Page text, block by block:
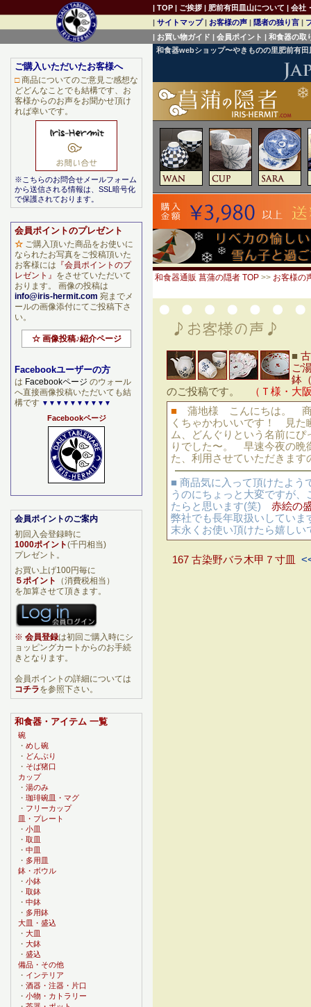
和食器webショップ〜やきものの里肥前有
和食器通販 菖蒲の隠者 TOP >> お客様の
■
ご
鉢
のご投稿です。
（Ｔ様・大
■ 蒲地様 こんにちは。
くちゃかわいいです！ 見
ム、どんぐりという名前に
りでした〜。 早速今夜の晩
た、利用させていただきま
■ 商品気に入って頂けたよ
うのにちょっと大変ですが
たらと思います(笑) 赤絵の
弊社でも長年取扱いしてい
末永くお使い頂けたら嬉しい
167 古染野バラ木甲７寸皿
ご購入いただいたお客様へ
□商品についてのご意見ご感想な
どどんなことでも結構です、お
客様からのお声をお聞かせ頂け
れば幸いです。
※こちらのお問合せメールフォーム
から送信される情報は、SSL暗号化
で保護されております。
会員ポイントのプレゼント
☆ ご購入頂いた商品をお使いに
なられたお写真をご投稿頂いた
お客様には 『会員ポイントのプ
レゼント』 をさせていただいて
おります。 画像の投稿は
info@iris-hermit.com 宛までメ
ールの画像添付にてご投稿下さ
い。
☆ 画像投稿♪紹介ページ
Facebookユーザーの方
は Facebookページ のウォール
へ直接画像投稿いただいても結
構です ▼▼▼▼▼▼▼▼▼▼
Facebookページ
会員ポイントのご案内
初回入会登録時に
1000ポイント(千円相当)
プレゼント。
お買い上げ100円毎に
５ポイント
（消費税相当）
を加算させて頂きます。
※ 会員登録は初回ご購入時にシ
ョッピングカートからのお手続
きとなります。
会員ポイントの詳細については
コチラを参照下さい。
和食器・アイテム 一覧
碗
・ めし碗
・ どんぶり
・ そば猪口
カップ
・ 湯のみ
・ 珈琲碗皿・マグ
・ フリーカップ
皿・プレート
・ 小皿
・ 取皿
・ 中皿
・ 多用皿
鉢・ボウル
・ 小鉢
・ 取鉢
・ 中鉢
・ 多用鉢
大皿・盛込
・ 大皿
・ 大鉢
・ 盛込
備品・その他
・ インテリア
・ 酒器・注器・片口
・ 小物・カトラリー
| TOP | ご挨拶 | 肥前有田皿山について | 会社
| サイトマップ| お客様の声 | 隠者の独り言 |
| お買い物ガイド | 会員ポイント | 和食器の取